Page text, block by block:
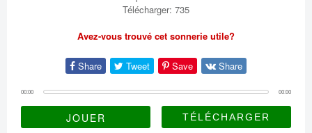
Télécharger: 735
Avez-vous trouvé cet sonnerie utile?
Share Tweet Save Share
00:00 00:00
JOUER